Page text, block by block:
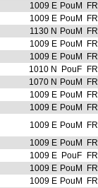
1009 E PouM
1009 E PouM
1130 N PouM
1009 E PouM
1009 E PouM
1010 N PouF
1070 N PouM
1009 E PouM
1009 E PouM
1009 E PouM
1009 E PouM
1009 E PouF
1009 E PouM
1009 E PouM